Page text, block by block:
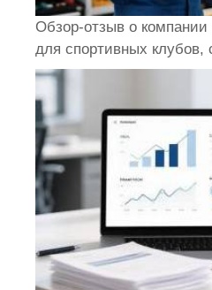
Обзор-отзыв о
для спортивных клубов,